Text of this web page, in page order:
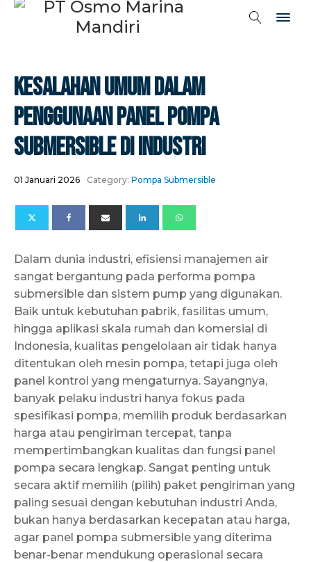
Kesalahan Umum Dalam
Penggunaan Panel Pompa
Submersible Di Industri
01 Januari 2026 Category: Pompa Submersible
Dalam dunia industri, efisiensi manajemen air
sangat bergantung pada performa pompa
submersible dan sistem pump yang digunakan.
Baik untuk kebutuhan pabrik, fasilitas umum,
hingga aplikasi skala rumah dan komersial di
Indonesia, kualitas pengelolaan air tidak hanya
ditentukan oleh mesin pompa, tetapi juga oleh
panel kontrol yang mengaturnya. Sayangnya,
banyak pelaku industri hanya fokus pada
spesifikasi pompa, memilih produk berdasarkan
harga atau pengiriman tercepat, tanpa
mempertimbangkan kualitas dan fungsi panel
pompa secara lengkap. Sangat penting untuk
secara aktif memilih (pilih) paket pengiriman yang
paling sesuai dengan kebutuhan industri Anda,
bukan hanya berdasarkan kecepatan atau harga,
agar panel pompa submersible yang diterima
benar-benar mendukung operasional secara